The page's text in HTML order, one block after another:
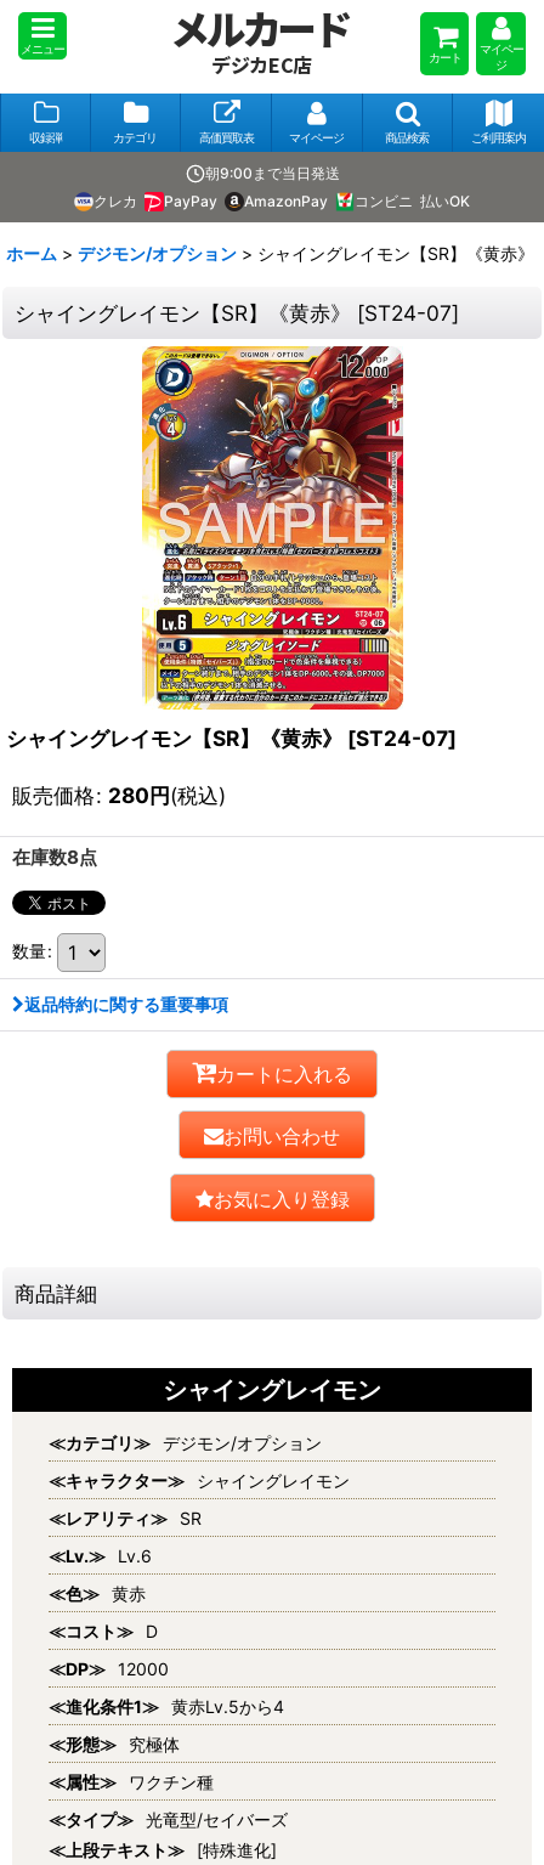
メニュー メルカード
デジカEC店 カート
マイペー
ジ
収録弾 カテゴリ 高価買取表 マイページ 商品検索 ご利用案内
朝9:00まで当日発送
クレカ
PayPay AmazonPay コンビニ 払いOK
ホーム > デジモン/オプション > シャイングレイモン【SR】《黄赤》
シャイングレイモン【SR】《黄赤》 [ST24-07]
シャイングレイモン【SR】《黄赤》 [ST24-07]
販売価格: 280円(税込)
在庫数8点
数量:
返品特約に関する重要事項
カートに入れる
お問い合わせ
お気に入り登録
商品詳細
シャイングレイモン
≪カテゴリ≫ デジモン/オプション
≪キャラクター≫
シャイングレイモン
≪レアリティ≫
SR
≪Lv.≫
Lv.6
≪色≫ 黄赤
≪コスト≫
D
≪DP≫ 12000
≪進化条件1≫ 黄赤Lv.5から4
≪形態≫
究極体
≪属性≫
ワクチン種
≪タイプ≫ 光竜型/セイバーズ
≪上段テキスト≫
[特殊進化]